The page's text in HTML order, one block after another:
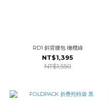
RD1 斜背腰包 橄欖綠
NT$1,395
NT$1,550